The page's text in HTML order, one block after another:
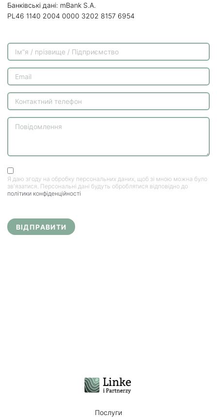
Банківські дані: mBank S.A.
PL46 1140 2004 0000 3202 8157 6954
Я даю згоду на обробку персональних даних, щоб зі мною можна було
зв'язатися. Персональні дані будуть оброблятися відповідно до
політики конфіденційності
ВІДПРАВИТИ
Послуги